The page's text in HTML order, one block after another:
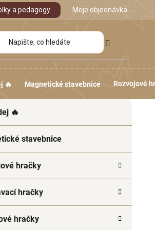
a pedagogy Moje objednávka
🔥 Magnetické stavebnice Rozvojové
🔥
stavebnice
hračky
hračky
hračky